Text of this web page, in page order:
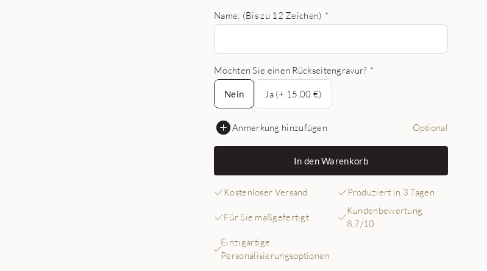
Name: (Bis zu 12 Zeichen) *
Möchten Sie einen Rückseitengravur? *
Nein
Nein
Ja (+ 15,00 €)
Anmerkung hinzufügen Optional
In den Warenkorb
Kostenloser Versand Produziert in 3 Tagen
Für Sie maßgefertigt
Kundenbewertung
8,7/10
Einzigartige
Personalisierungsoptionen